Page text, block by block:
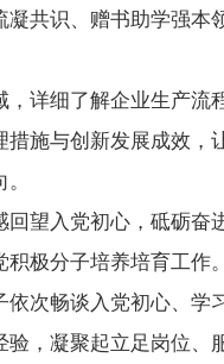
共识、赠书助学强本
详细了解企业生产流
施与创新发展成效，
望入党初心，砥砺奋
极分子培养培育工作
次畅谈入党初心、学
，凝聚起立足岗位、